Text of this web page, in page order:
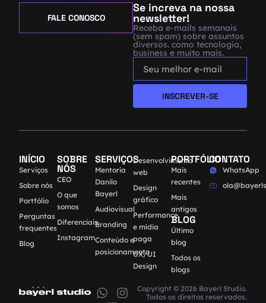
Se increva na nossa
newsletter!
Receba e-mails semanais
(sem spam) sobre assuntos
diversos. como tecnologia,
business e muito mais.
INSCREVER-SE
FALE CONOSCO
INÍCIO
Serviços
Sobre nós
Portfólio
Perguntas
frequentes
Blog
SOBRE
NÓS
CEO
O que
somos
Diferenciais
Instagram
SERVIÇOS
Mentoria
Danilo
Bayerl
Audiovisual
Branding
Conteúdo e
posicionamento
Desenvolvimento
web
Design
gráfico
Performance
e mídia
paga
UX/UI
Design
PORTFÓLIO
Mais
recentes
Mais
antigos
BLOG
Último
blog
Todos os
blogs
CONTATO
WhatsApp
Copyright © 2026 Bayerl Studio.
Todos os direitos reservados.